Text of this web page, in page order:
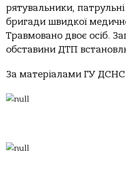
рятувальники, патрульні
бригади швидкої
Травмовано двоє осіб.
обставини ДТП
За матеріалами ГУ ДСНС